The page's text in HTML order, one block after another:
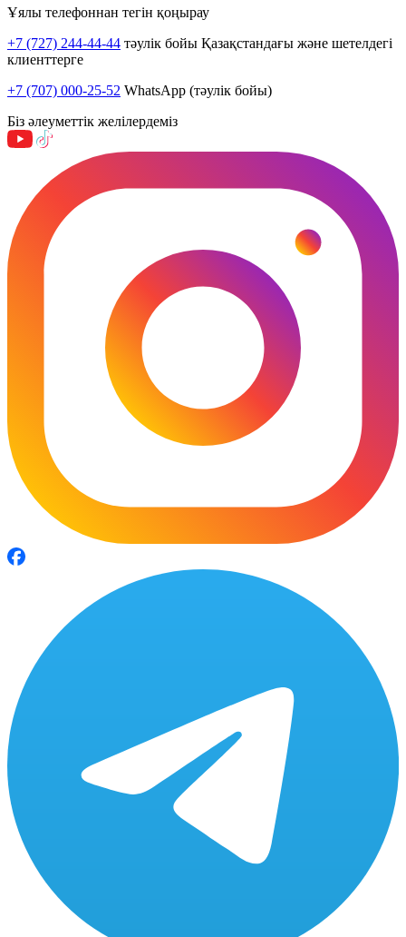
Ұялы телефоннан тегін қоңырау
+7 (727) 244-44-44 тәулік бойы Қазақстандағы және шетелдегі
клиенттерге
+7 (707) 000-25-52 WhatsApp (тәулік бойы)
Біз әлеуметтік желілердеміз